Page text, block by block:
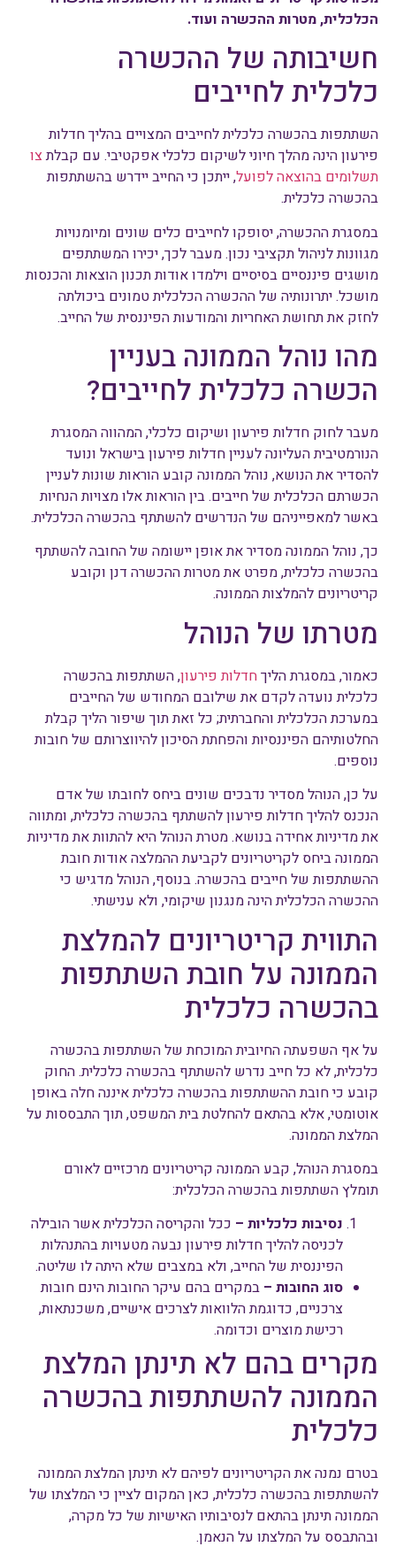
הכלכלית, מטרות ההכשרה ועוד.
חשיבותה של ההכשרה
כלכלית לחייבים
השתתפות בהכשרה כלכלית לחייבים המצויים בהליך חדלות
פירעון הינה מהלך חיוני לשיקום כלכלי אפקטיבי. עם קבלתצו
תשלומים בהוצאה לפועל, ייתכן כי החייב יידרש בהשתתפות
בהכשרה כלכלית.
במסגרת ההכשרה, יסופקו לחייבים כלים שונים ומיומנויות
מגוונות לניהול תקציבי נכון. מעבר לכך, יכירו המשתתפים
מושגים פיננסיים בסיסיים וילמדו אודות תכנון הוצאות והכנסות
מושכל. יתרונותיה של ההכשרה הכלכלית טמונים ביכולתה
לחזק את תחושת האחריות והמודעות הפיננסית של החייב.
מהו נוהל הממונה בעניין
הכשרה כלכלית לחייבים?
מעבר לחוק חדלות פירעון ושיקום כלכלי, המהווה המסגרת
הנורמטיבית העליונה לעניין חדלות פירעון בישראל ונועד
להסדיר את הנושא, נוהל הממונה קובע הוראות שונות לעניין
הכשרתם הכלכלית של חייבים. בין הוראות אלו מצויות הנחיות
באשר למאפייניהם של הנדרשים להשתתף בהכשרה הכלכלית.
כך, נוהל הממונה מסדיר את אופן יישומה של החובה להשתתף
בהכשרה כלכלית, מפרט את מטרות ההכשרה דנן וקובע
קריטריונים להמלצות הממונה.
מטרתו של הנוהל
כאמור, במסגרת הליךחדלות פירעון, השתתפות בהכשרה
כלכלית נועדה לקדם את שילובם המחודש של החייבים
במערכת הכלכלית והחברתית; כל זאת תוך שיפור הליך קבלת
החלטותיהם הפיננסיות והפחתת הסיכון להיווצרותם של חובות
נוספים.
על כן, הנוהל מסדיר נדבכים שונים ביחס לחובתו של אדם
הנכנס להליך חדלות פירעון להשתתף בהכשרה כלכלית, ומתווה
את מדיניות אחידה בנושא. מטרת הנוהל היא להתוות את מדיניות
הממונה ביחס לקריטריונים לקביעת ההמלצה אודות חובת
ההשתתפות של חייבים בהכשרה. בנוסף, הנוהל מדגיש כי
ההכשרה הכלכלית הינה מנגנון שיקומי, ולא ענישתי.
התווית קריטריונים להמלצת
הממונה על חובת השתתפות
בהכשרה כלכלית
על אף השפעתה החיובית המוכחת של השתתפות בהכשרה
כלכלית, לא כל חייב נדרש להשתתף בהכשרה כלכלית. החוק
קובע כי חובת ההשתתפות בהכשרה כלכלית איננה חלה באופן
אוטומטי, אלא בהתאם להחלטת בית המשפט, תוך התבססות על
המלצת הממונה.
במסגרת הנוהל, קבע הממונה קריטריונים מרכזיים לאורם
תומלץ השתתפות בהכשרה הכלכלית:
נסיבות כלכליות – ככל והקריסה הכלכלית אשר הובילה
לכניסה להליך חדלות פירעון נבעה מטעויות בהתנהלות
הפיננסית של החייב, ולא במצבים שלא היתה לו שליטה.
סוג החובות – במקרים בהם עיקר החובות הינם חובות
צרכניים, כדוגמת הלוואות לצרכים אישיים, משכנתאות,
רכישת מוצרים וכדומה.
מקרים בהם לא תינתן המלצת
הממונה להשתתפות בהכשרה
כלכלית
בטרם נמנה את הקריטריונים לפיהם לא תינתן המלצת הממונה
להשתתפות בהכשרה כלכלית, כאן המקום לציין כי המלצתו של
הממונה תינתן בהתאם לנסיבותיו האישיות של כל מקרה,
ובהתבסס על המלצתו על הנאמן.